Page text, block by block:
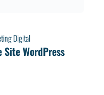
Digital
WordPress